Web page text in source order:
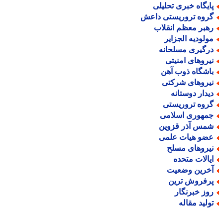
خبری تحلیلی
تروریستی داعش
معظم انقلاب
الجزایر
مسلحانه
امنیتی
ذوب آهن
شرکتی
دوستانه
تروریستی
اسلامی
آذر قزوین
هیات علمی
مسلح
متحده
وضعیت
ترین
خبرنگار
مقاله